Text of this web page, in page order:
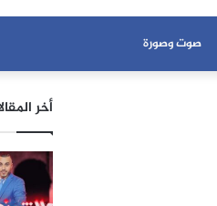
صوت وصورة
أخر